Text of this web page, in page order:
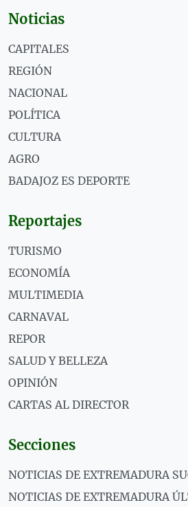
Noticias
CAPITALES
REGIÓN
NACIONAL
POLÍTICA
CULTURA
AGRO
BADAJOZ ES DEPORTE
Reportajes
TURISMO
ECONOMÍA
MULTIMEDIA
CARNAVAL
REPOR
SALUD Y BELLEZA
OPINIÓN
CARTAS AL DIRECTOR
Secciones
NOTICIAS DE EXTREMADURA
NOTICIAS DE EXTREMADURA